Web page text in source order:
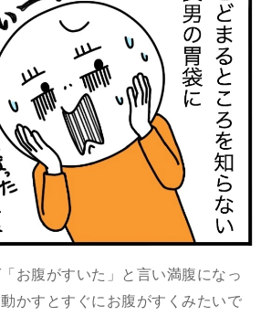
お腹がすいた」と言い満腹になっ
かすとすぐにお腹がすくみたいで